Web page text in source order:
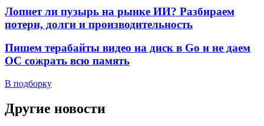
Лопнет ли пузырь на рынке ИИ? Разбираем
потери, долги и производительность
Пишем терабайты видео на диск в Go и не даем
ОС сожрать всю память
В подборку
Другие новости